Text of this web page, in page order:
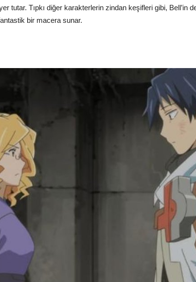
tutar. Tıpkı diğer karakterlerin zindan keşifleri gibi, Bell’in
bir macera sunar.